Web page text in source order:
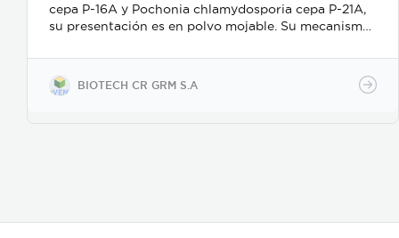
cepa P-16A y Pochonia chlamydosporia cepa P-21A,
su presentación es en polvo mojable. Su mecanismo
contacto, se adhiere a las masas de huevos, forma
apresorios con hifas que ingresan a través de los
poros de la vitelina, posteriormente prolifera en los
BIOTECH CR GRM S.A